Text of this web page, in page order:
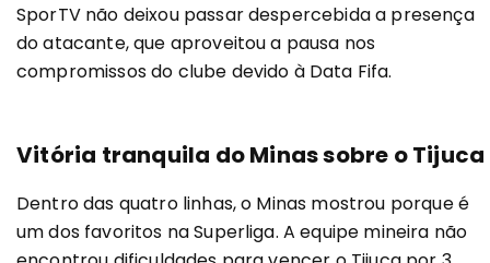
SporTV não deixou passar despercebida a presença
do atacante, que aproveitou a pausa nos
compromissos do clube devido à Data Fifa.
Vitória tranquila do Minas sobre o Tijuca
Dentro das quatro linhas, o Minas mostrou porque é
um dos favoritos na Superliga. A equipe mineira não